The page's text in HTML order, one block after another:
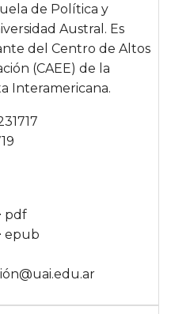
de Política y
Austral. Es
del Centro de Altos
(CAEE) de la
Interamericana.
pdf
epub